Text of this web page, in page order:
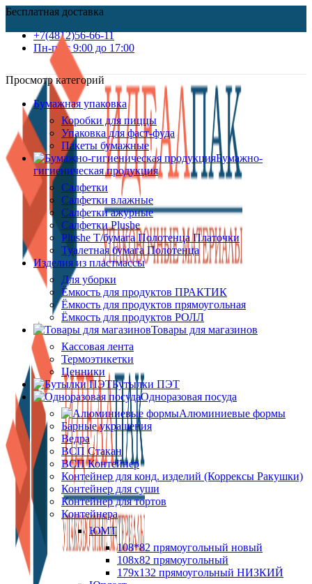
Бесплатная доставка
+7(4812)56-66-11
Пн-пт c 9:00 до 17:00
Просмотр категорий
Бумажная упаковка
Коробки для пиццы
Упаковка для фаст-фуда
Пакеты бумажные
Бумажно-
гигиеническая продукция
Салфетки
Салфетки влажные
Салфетки ажурные
Салфетки Plushe
Plushe Т/бумага Полотенца Платочки
Туалетная бумага Полотенца
Изделия из пластмассы
Для уборки
Ёмкость для продуктов ПРАКТИК
Ёмкость для продуктов прямоугольная
Ёмкость для продуктов РОЛЛ
Товары для магазинов
Кассовая лента
Термоэтикетки
Ценники
Бутылки ПЭТ
Одноразовая посуда
Алюминиевые формы
Барные украшения
Ведра
ВСП Стакан
ВСП Контейнер
Контейнер для конд. изделий (Коррексы Ракушки)
Контейнер для суши
Контейнер для тортов
Контейнера
ЮМТ
108*82 прямоугольный новый
108х82 прямоугольный
179х132 прямоугольный НИЗКИЙ